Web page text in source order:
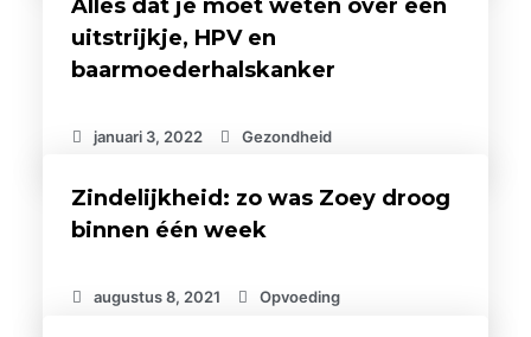
Alles dat je moet weten over een
uitstrijkje, HPV en
baarmoederhalskanker
januari 3, 2022 Gezondheid
Zindelijkheid: zo was Zoey droog
binnen één week
augustus 8, 2021 Opvoeding